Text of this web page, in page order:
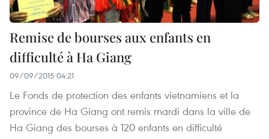
Remise de bourses aux enfants en
difficulté à Ha Giang
09/09/2015 04:21
Le Fonds de protection des enfants vietnamiens et la
province de Ha Giang ont remis mardi dans la ville de
Ha Giang des bourses à 120 enfants en difficulté